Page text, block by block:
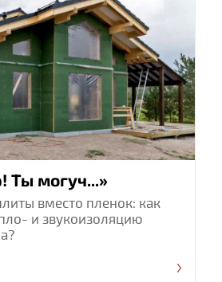
Ты могуч...»
вместо пленок: как
и звукоизоляцию